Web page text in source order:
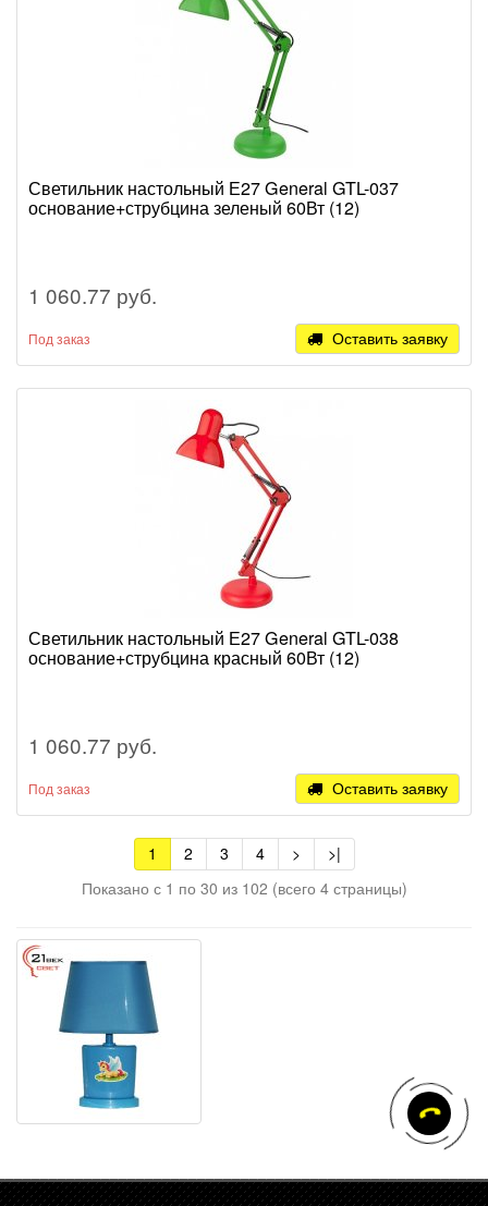
Светильник настольный Е27 General GTL-037
основание+струбцина зеленый 60Вт (12)
1 060.77 руб.
Под заказ Оставить заявку
Светильник настольный Е27 General GTL-038
основание+струбцина красный 60Вт (12)
1 060.77 руб.
Под заказ Оставить заявку
1 2 3 4 >
>|
Показано с 1 по 30 из 102 (всего 4 страницы)